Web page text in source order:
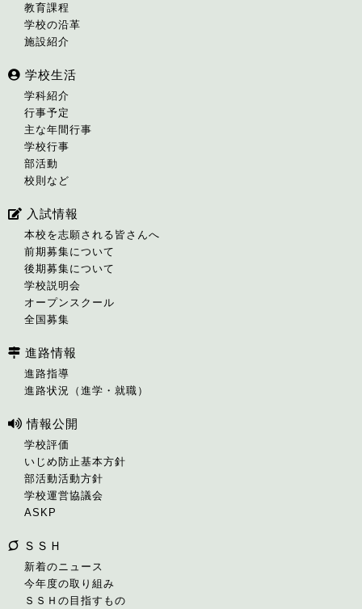
教育課程
学校の沿革
施設紹介
学校生活
学科紹介
行事予定
主な年間行事
学校行事
部活動
校則など
入試情報
本校を志願される皆さんへ
前期募集について
後期募集について
学校説明会
オープンスクール
全国募集
進路情報
進路指導
進路状況（進学・就職）
情報公開
学校評価
いじめ防止基本方針
部活動活動方針
学校運営協議会
ASKP
ＳＳＨ
新着のニュース
今年度の取り組み
ＳＳＨの目指すもの